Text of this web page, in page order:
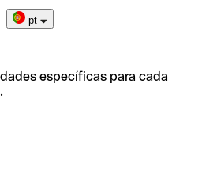
pt
específicas para cada